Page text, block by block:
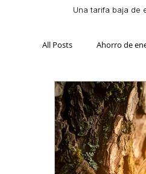
Una tarifa baja de
All Posts Ahorro de
Cambio de compañía
El futuro de la